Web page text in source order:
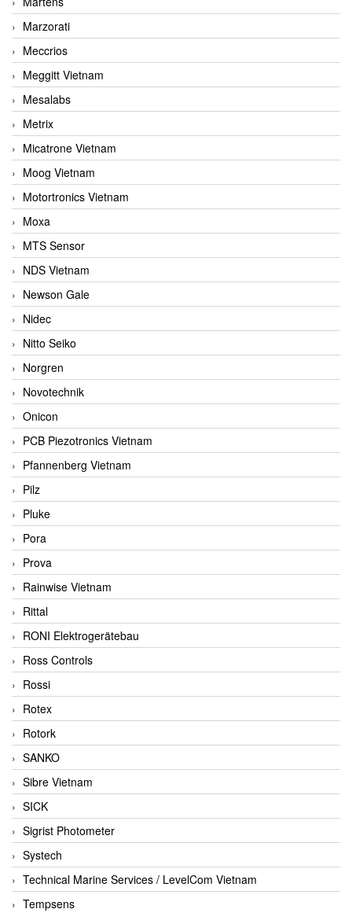
Marzorati
Meccrios
Meggitt Vietnam
Mesalabs
Metrix
Micatrone Vietnam
Moog Vietnam
Motortronics Vietnam
Moxa
MTS Sensor
NDS Vietnam
Newson Gale
Nidec
Nitto Seiko
Norgren
Novotechnik
Onicon
PCB Piezotronics Vietnam
Pfannenberg Vietnam
Pilz
Pluke
Pora
Prova
Rainwise Vietnam
Rittal
RONI Elektrogerätebau
Ross Controls
Rossi
Rotex
Rotork
SANKO
Sibre Vietnam
SICK
Sigrist Photometer
Systech
Technical Marine Services / LevelCom Vietnam
Tempsens